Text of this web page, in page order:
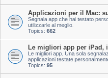
Applicazioni per il Mac:
Segnala app che hai testato
utilizzarle al meglio.
Topics: 662
Le migliori app per iPad,
Le migliori app. Una sola
applicazioni testate
Topics: 95